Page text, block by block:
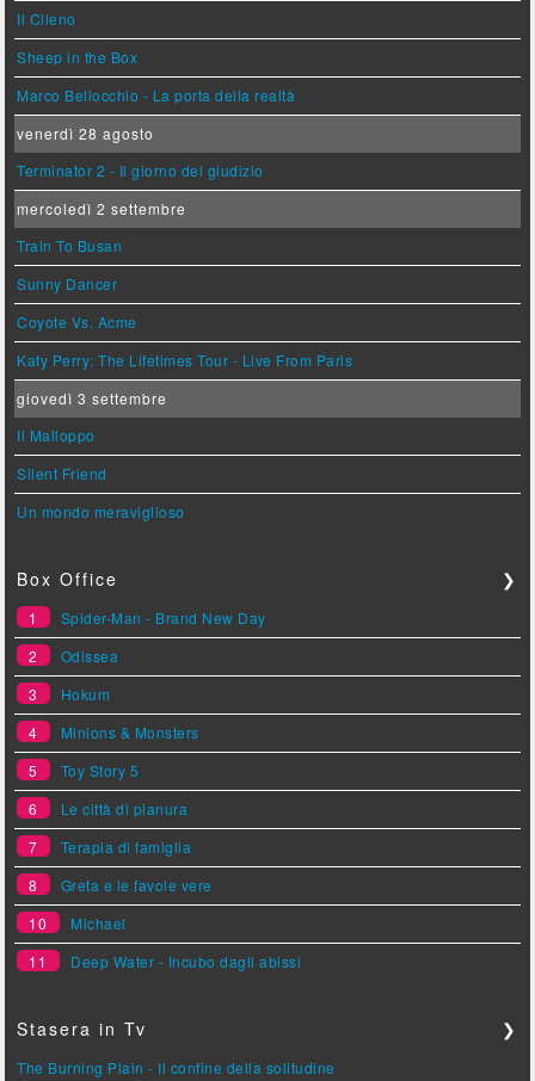
Il Cileno
Sheep in the Box
Marco Bellocchio - La porta della realtà
venerdì 28 agosto
Terminator 2 - Il giorno del giudizio
mercoledì 2 settembre
Train To Busan
Sunny Dancer
Coyote Vs. Acme
Katy Perry: The Lifetimes Tour - Live From Paris
giovedì 3 settembre
Il Malloppo
Silent Friend
Un mondo meraviglioso
Box Office ❯
1
Spider-Man - Brand New Day
2
Odissea
3
Hokum
4
Minions & Monsters
5
Toy Story 5
6
Le città di pianura
7
Terapia di famiglia
8
Greta e le favole vere
10
Michael
11
Deep Water - Incubo dagli abissi
Stasera in Tv ❯
The Burning Plain - Il confine della solitudine